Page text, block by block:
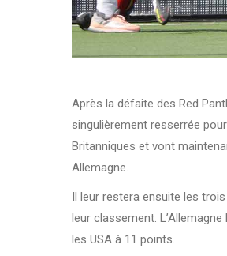
Après la défaite des Red
singulièrement resserrée
Britanniques et vont
Allemagne.
Il leur restera ensuite les
leur classement.
les USA à 11 points.